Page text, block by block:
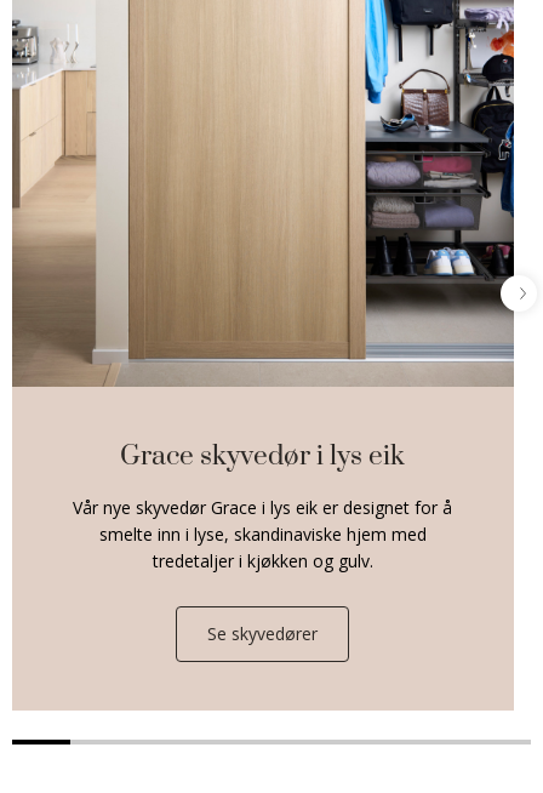
Grace skyvedør i lys eik
Vår nye skyvedør Grace i lys eik er designet for å
smelte inn i lyse, skandinaviske hjem med
tredetaljer i kjøkken og gulv.
Se skyvedører